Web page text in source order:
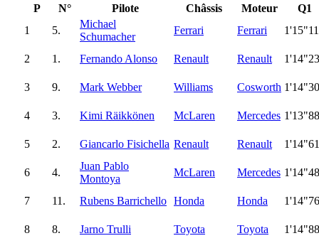
P N° Pilote Châssis Moteur
Q1
1
5.
Michael
Schumacher
Ferrari Ferrari
2 1. Fernando Alonso Renault Renault
3 9. Mark Webber Williams Cosworth
4 3. Kimi Räikkönen McLaren Mercedes
5 2. Giancarlo Fisichella Renault Renault
6 4.
Juan Pablo
Montoya
McLaren Mercedes
7 11. Rubens Barrichello Honda Honda
8 8. Jarno Trulli Toyota Toyota